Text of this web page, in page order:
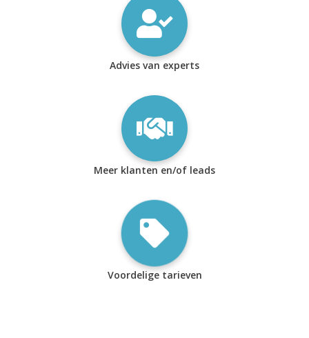
Advies van experts
Meer klanten en/of leads
Voordelige tarieven